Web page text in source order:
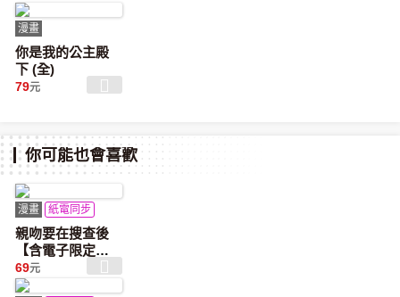
漫畫
你是我的公主殿
下 (全)
79元
你可能也會喜歡
漫畫 紙電同步
親吻要在搜查後
【含電子限定特
典】
69元